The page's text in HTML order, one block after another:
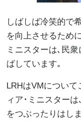
しばしば冷笑的で
を向上させるため
ミニスターは､民
ばしています｡
LRHはVMについ
ィア･ミニスター
をつぶったりはし